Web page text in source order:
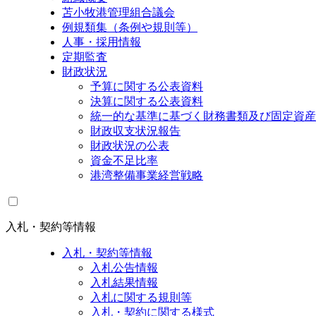
苫小牧港管理組合議会
例規類集（条例や規則等）
人事・採用情報
定期監査
財政状況
予算に関する公表資料
決算に関する公表資料
統一的な基準に基づく財務書類及び固定資
財政収支状況報告
財政状況の公表
資金不足比率
港湾整備事業経営戦略
入札・契約等情報
入札・契約等情報
入札公告情報
入札結果情報
入札に関する規則等
入札・契約に関する様式